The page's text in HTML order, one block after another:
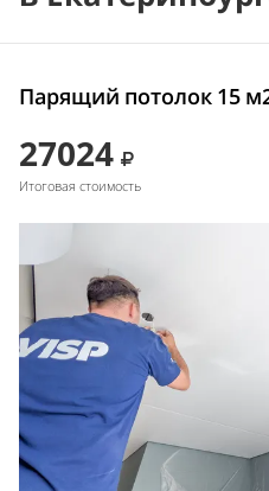
Парящий потолок 15
27024
Итоговая стоимость